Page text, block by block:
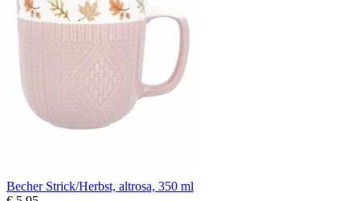
Becher Strick/Herbst, altrosa, 350 ml